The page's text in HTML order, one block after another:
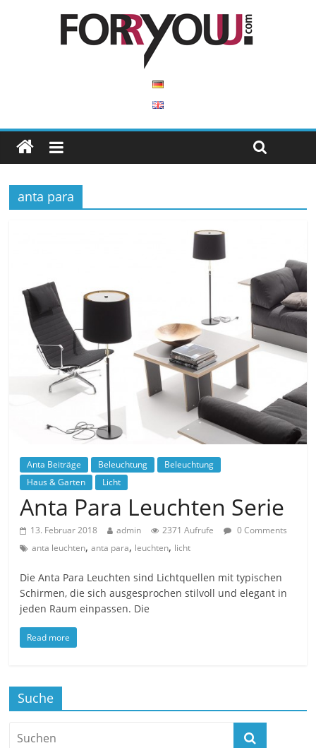
anta para
Anta Beiträge Beleuchtung
Beleuchtung
Haus & Garten
Licht
Anta Para Leuchten Serie
13. Februar 2018 admin 2371 Aufrufe
0 Comments
anta leuchten,anta para, leuchten, licht
Die Anta Para Leuchten sind Lichtquellen mit typischen
Schirmen, die sich ausgesprochen stilvoll und elegant in
jeden Raum einpassen. Die
Read more
Suche